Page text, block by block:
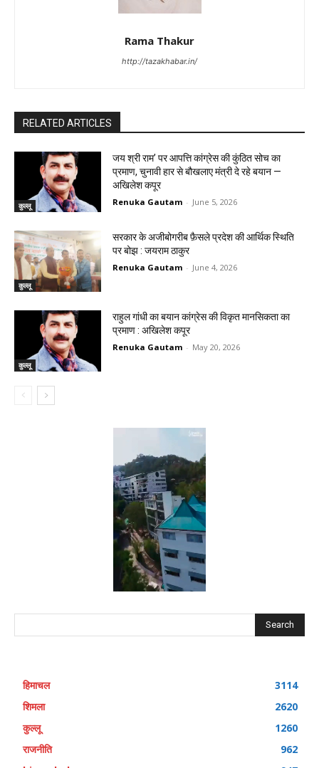
Rama Thakur
http://tazakhabar.in/
RELATED ARTICLES
कुल्लू
जय श्री राम’ पर आपत्ति कांग्रेस की कुंठित सोच का
प्रमाण, चुनावी हार से बौखलाए मंत्री दे रहे बयान —
अखिलेश कपूर
Renuka Gautam - June 5, 2026
कुल्लू
सरकार के अजीबोगरीब फ़ैसले प्रदेश की आर्थिक स्थिति
पर बोझ : जयराम ठाकुर
Renuka Gautam - June 4, 2026
कुल्लू
राहुल गांधी का बयान कांग्रेस की विकृत मानसिकता का
प्रमाण : अखिलेश कपूर
Renuka Gautam - May 20, 2026
Search
हिमाचल
3114
शिमला
2620
कुल्लू
1260
राजनीति
962